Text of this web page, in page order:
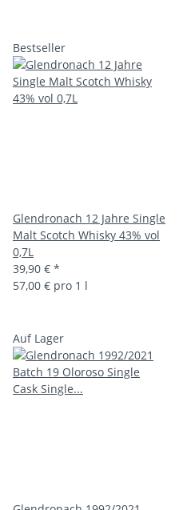
Bestseller
Glendronach 12 Jahre Single
Malt Scotch Whisky 43% vol
0,7L
39,90 € *
57,00 € pro 1 l
Auf Lager